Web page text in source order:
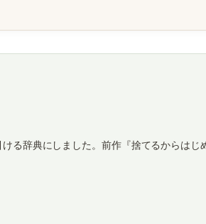
る辞典にしました。前作『捨てるからはじ